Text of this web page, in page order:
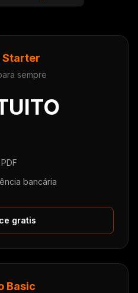
Starter
sempre
bancária
gratis
Basic